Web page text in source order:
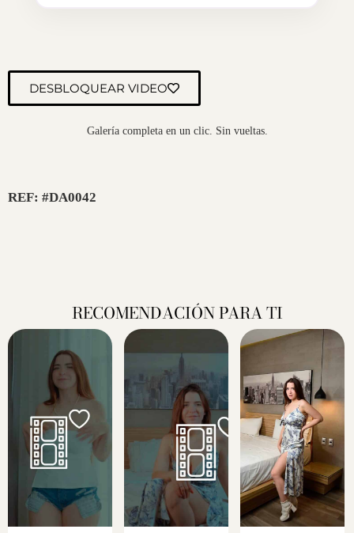
DESBLOQUEAR VIDEO
Galería completa en un clic. Sin vueltas.
REF: #DA0042
RECOMENDACIÓN PARA TI